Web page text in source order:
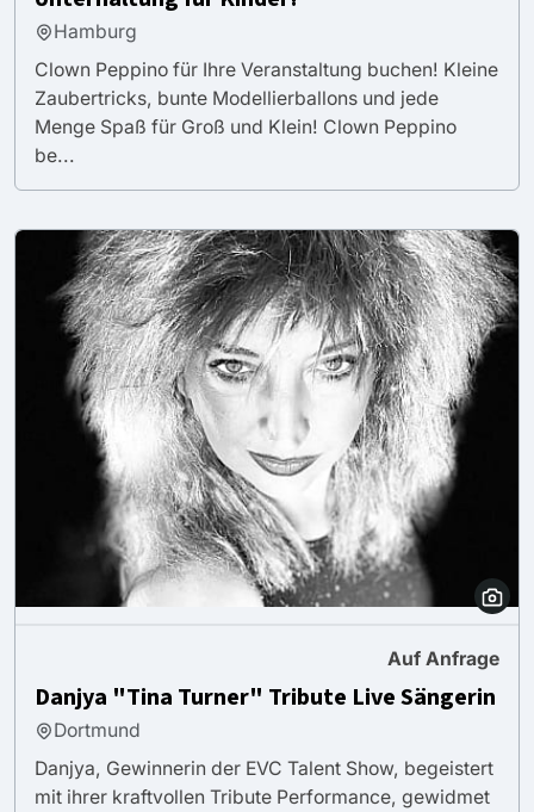
Hamburg
Clown Peppino für Ihre Veranstaltung buchen! Kleine
Zaubertricks, bunte Modellierballons und jede
Menge Spaß für Groß und Klein! Clown Peppino
be...
Auf Anfrage
Danjya "Tina Turner" Tribute Live Sängerin
Dortmund
Danjya, Gewinnerin der EVC Talent Show, begeistert
mit ihrer kraftvollen Tribute Performance, gewidmet